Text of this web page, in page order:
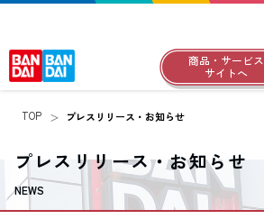
商品・サービス
サイトへ
TOP プレスリリース・お知らせ
プレスリリース・お知らせ
NEWS